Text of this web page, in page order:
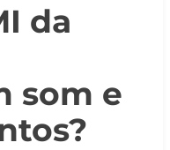
da
som e